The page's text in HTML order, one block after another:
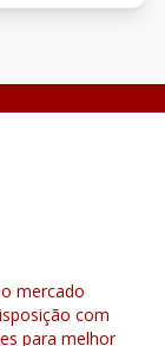
mercado
com
para melhor